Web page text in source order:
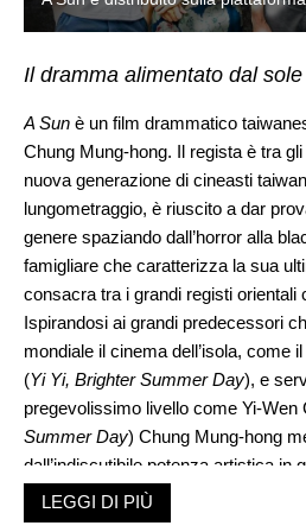
Il dramma alimentato dal
A Sun è un film drammatico
Chung Mung-hong. Il regista è tra
nuova generazione di cineasti
lungometraggio, è riuscito a dar
genere spaziando dall’horror alla
famigliare che caratterizza la sua
consacra tra i grandi registi orientali
Ispirandosi ai grandi predecessori
mondiale il cinema dell’isola, come
(Yi Yi, Brighter Summer Day), e
pregevolissimo livello come Yi-Wen
Summer Day) Chung Mung-hong
dall’indiscutibile potenza artistica in
intrattenere lo spettatore per tutta la
trova i titoli di coda dopo ben due ore
LEGGI DI PIÙ